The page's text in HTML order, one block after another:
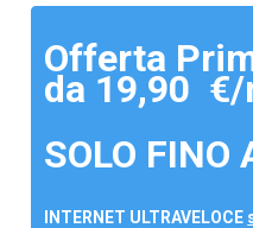
Offerta
da 19,90 €/
SOLO FINO
INTERNET ULTRAVELOCE